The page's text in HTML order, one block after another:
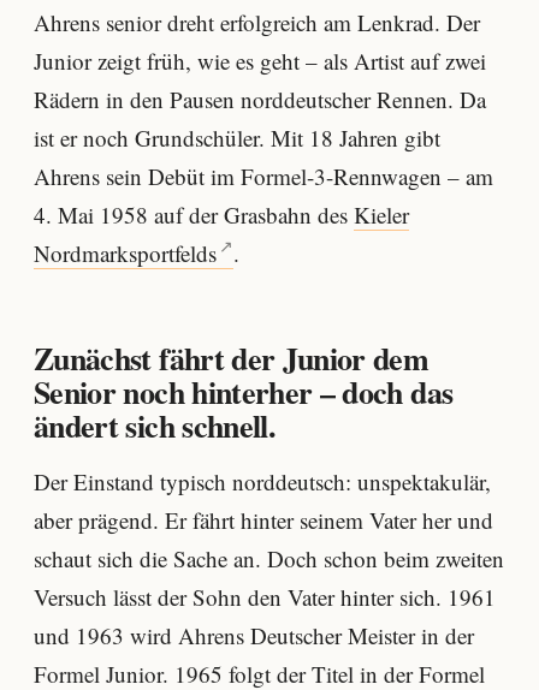
Ahrens senior dreht erfolgreich am Lenkrad. Der
Junior zeigt früh, wie es geht – als Artist auf zwei
Rädern in den Pausen norddeutscher Rennen. Da
ist er noch Grundschüler. Mit 18 Jahren gibt
Ahrens sein Debüt im Formel-3-Rennwagen – am
4. Mai 1958 auf der Grasbahn des Kieler
Nordmarksportfelds .
Zunächst fährt der Junior dem
Senior noch hinterher – doch das
ändert sich schnell.
Der Einstand typisch norddeutsch: unspektakulär,
aber prägend. Er fährt hinter seinem Vater her und
schaut sich die Sache an. Doch schon beim zweiten
Versuch lässt der Sohn den Vater hinter sich. 1961
und 1963 wird Ahrens Deutscher Meister in der
Formel Junior. 1965 folgt der Titel in der Formel